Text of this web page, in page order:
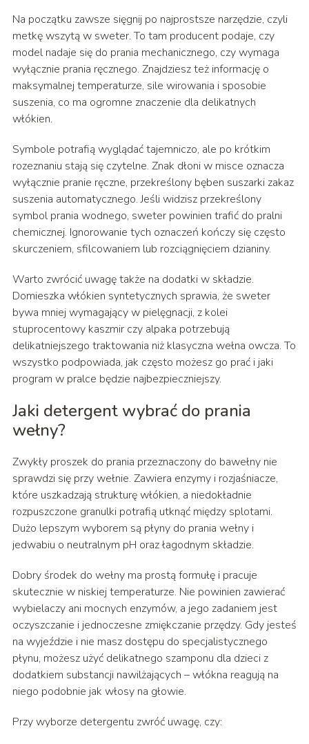
Na początku zawsze sięgnij po najprostsze narzędzie, czyli
metkę wszytą w sweter. To tam producent podaje, czy
model nadaje się do prania mechanicznego, czy wymaga
wyłącznie prania ręcznego. Znajdziesz też informację o
maksymalnej temperaturze, sile wirowania i sposobie
suszenia, co ma ogromne znaczenie dla delikatnych
włókien.
Symbole potrafią wyglądać tajemniczo, ale po krótkim
rozeznaniu stają się czytelne. Znak dłoni w misce oznacza
wyłącznie pranie ręczne, przekreślony bęben suszarki zakaz
suszenia automatycznego. Jeśli widzisz przekreślony
symbol prania wodnego, sweter powinien trafić do pralni
chemicznej. Ignorowanie tych oznaczeń kończy się często
skurczeniem, sfilcowaniem lub rozciągnięciem dzianiny.
Warto zwrócić uwagę także na dodatki w składzie.
Domieszka włókien syntetycznych sprawia, że sweter
bywa mniej wymagający w pielęgnacji, z kolei
stuprocentowy kaszmir czy alpaka potrzebują
delikatniejszego traktowania niż klasyczna wełna owcza. To
wszystko podpowiada, jak często możesz go prać i jaki
program w pralce będzie najbezpieczniejszy.
Jaki detergent wybrać do prania
wełny?
Zwykły proszek do prania przeznaczony do bawełny nie
sprawdzi się przy wełnie. Zawiera enzymy i rozjaśniacze,
które uszkadzają strukturę włókien, a niedokładnie
rozpuszczone granulki potrafią utknąć między splotami.
Dużo lepszym wyborem są płyny do prania wełny i
jedwabiu o neutralnym pH oraz łagodnym składzie.
Dobry środek do wełny ma prostą formułę i pracuje
skutecznie w niskiej temperaturze. Nie powinien zawierać
wybielaczy ani mocnych enzymów, a jego zadaniem jest
oczyszczanie i jednoczesne zmiękczanie przędzy. Gdy jesteś
na wyjeździe i nie masz dostępu do specjalistycznego
płynu, możesz użyć delikatnego szamponu dla dzieci z
dodatkiem substancji nawilżających – włókna reagują na
niego podobnie jak włosy na głowie.
Przy wyborze detergentu zwróć uwagę, czy: